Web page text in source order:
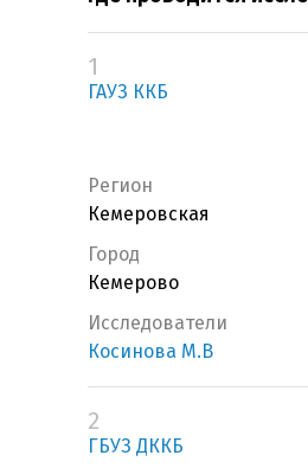
1
ГАУЗ ККБ
Регион
Кемеровская
Город
Кемерово
Исследователи
Косинова М.В
2
ГБУЗ ДККБ